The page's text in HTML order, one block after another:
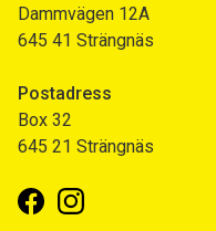
Dammvägen 12A
645 41 Strängnäs
Postadress
Box 32
645 21 Strängnäs
FacebookInstagram